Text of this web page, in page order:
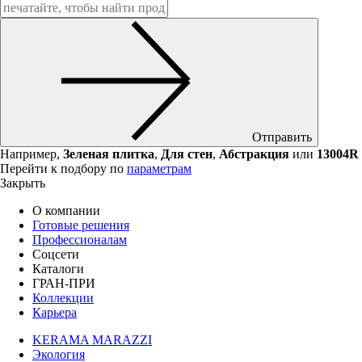
Отправить
Например, Зеленая плитка, Для стен, Абстракция или 13004R
Перейти к подбору по параметрам
Закрыть
О компании
Готовые решения
Профессионалам
Соцсети
Каталоги
ГРАН-ПРИ
Коллекции
Карьера
KERAMA MARAZZI
Экология